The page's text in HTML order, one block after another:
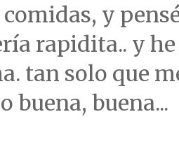
y
rapidita.. y
tan solo que
buena, buena...